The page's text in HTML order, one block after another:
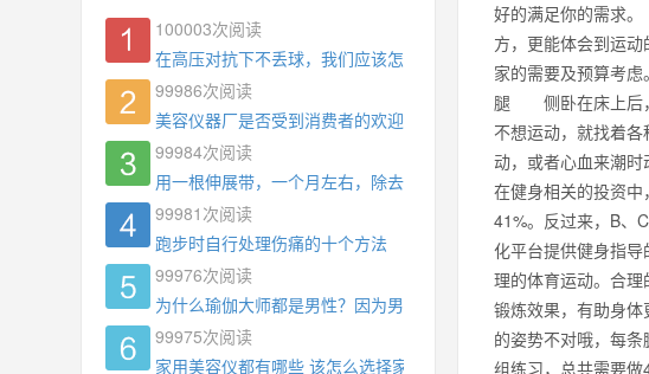
好的满足你的需求
方，更能体会到运
家的需要及预算考
腿 侧卧在床上后，
不想运动，就找着
动，或者心血来潮时
在健身相关的投资
41%。反过来，B、
化平台提供健身指
理的体育运动。合
锻炼效果，有助身
的姿势不对哦，每
组练习，总共需要
100003次阅读
在高压对抗下不丢球，我们应该怎么练?
99986次阅读
美容仪器厂是否受到消费者的欢迎
99984次阅读
用一根伸展带，一个月左右，除去了手臂拜拜肉，背也变薄了
99981 次阅读
跑步时自行处理伤痛的十个方法
99976次阅读
为什么瑜伽大师都是男性？因为男权，让女性失去同等的机会
99975次阅读
家用美容仪都有哪些 该怎么选择家用美容仪